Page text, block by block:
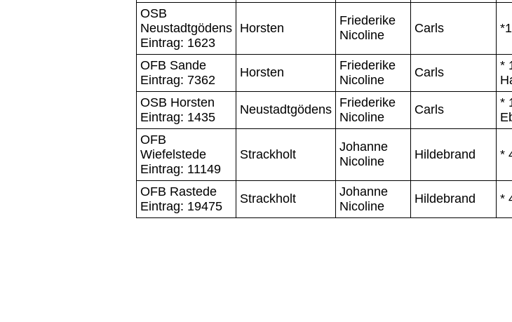
OSB
Neustadtgödens
Eintrag: 1623
Horsten
Friederike
Nicoline
Carls
OFB Sande
Eintrag: 7362
Horsten
Friederike
Nicoline
Carls
*
OSB Horsten
Eintrag: 1435
Neustadtgödens
Friederike
Nicoline
Carls
*
OFB
Wiefelstede
Eintrag: 11149
Strackholt
Johanne
Nicoline
Hildebrand *
OFB Rastede
Eintrag: 19475
Strackholt
Johanne
Nicoline
Hildebrand *